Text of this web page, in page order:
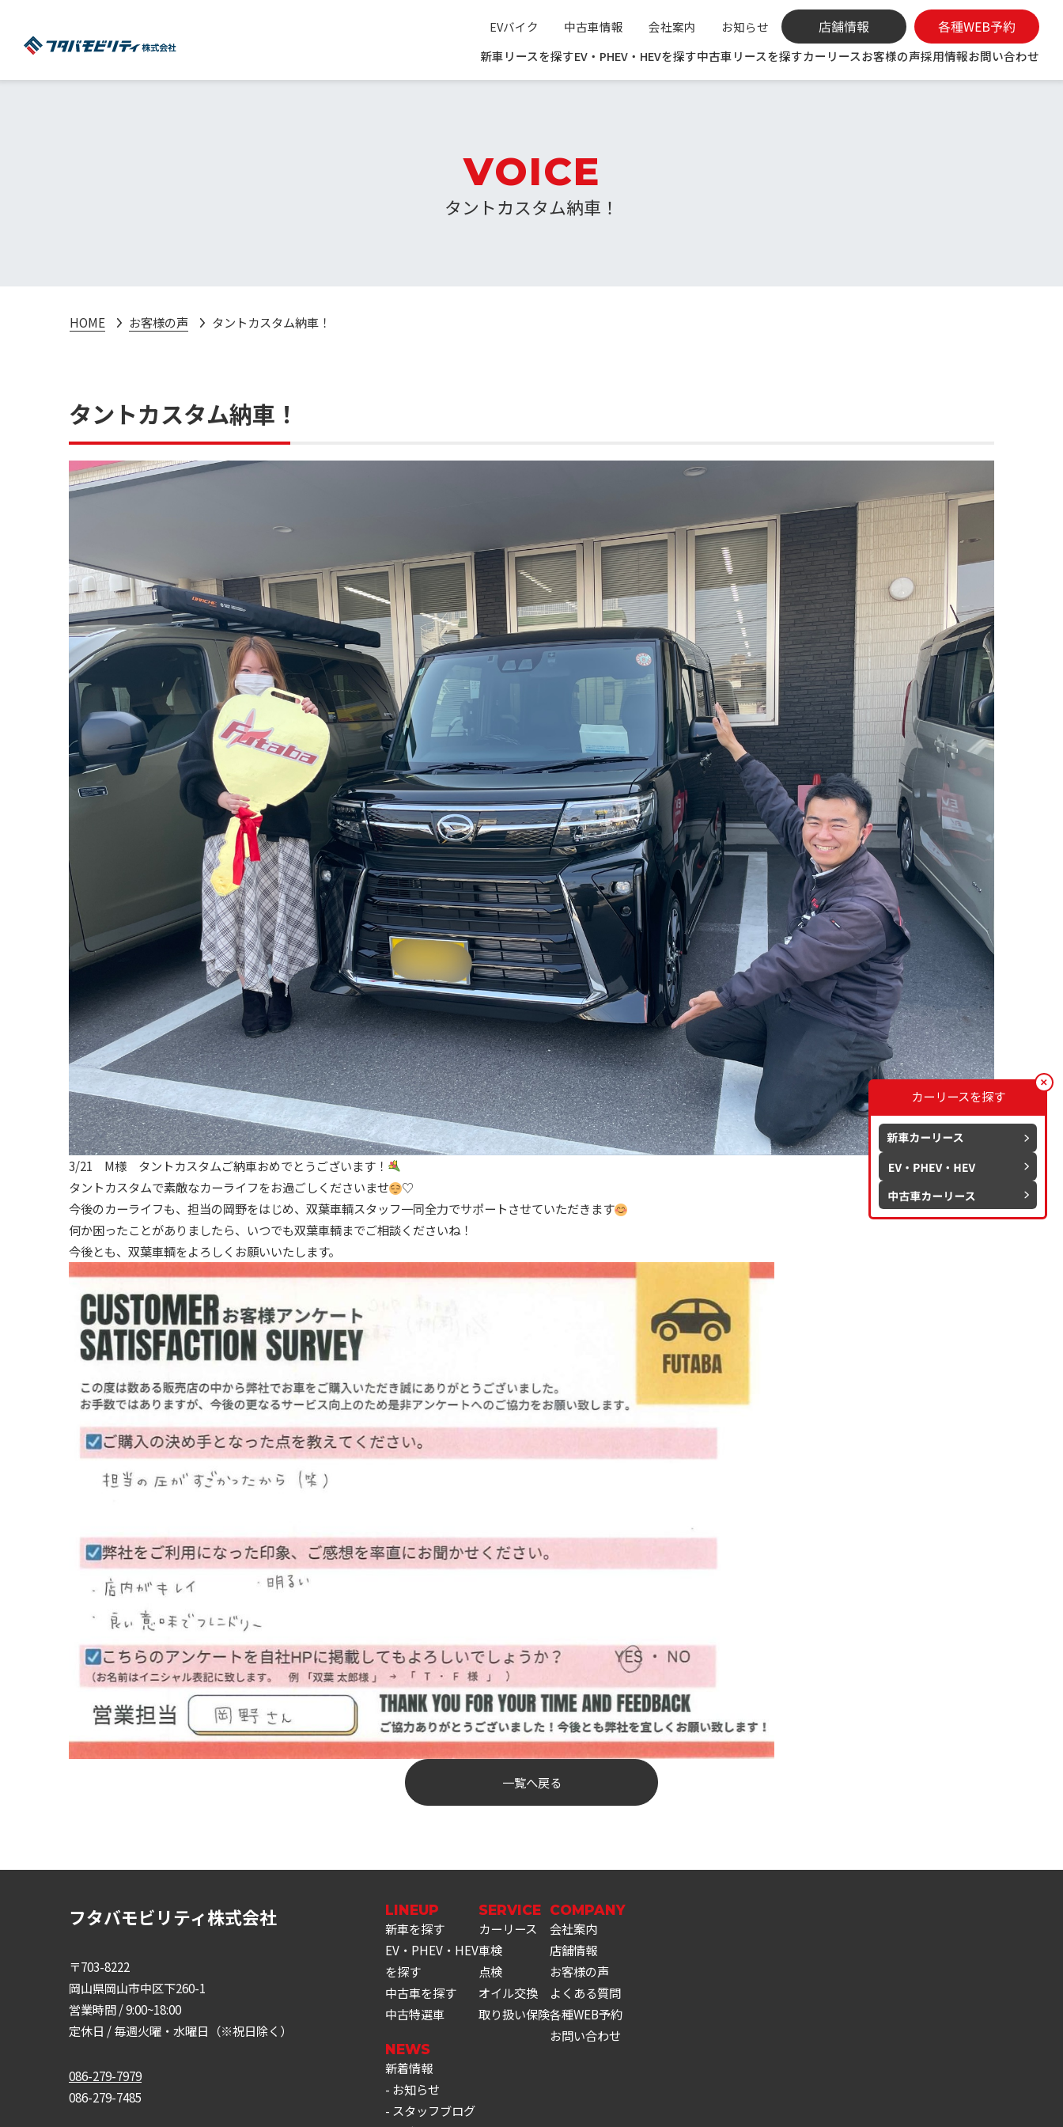
EVバイク 中古車情報 会社案内
お知らせ
新車リースを探すEV・PHEV・HEVを探す中古車リースを探すカーリースお客様の声採用情報お問い合わせ
VOICE
タントカスタム納車！
HOME お客様の声 タントカスタム納車！
タントカスタム納車！
3/21 M様 タントカスタムご納車おめでとうございます！
タントカスタムで素敵なカーライフをお過ごしくださいませ
♡
今後のカーライフも、担当の岡野をはじめ、双葉車輌スタッフ一同全力でサポートさせていただきます
何か困ったことがありましたら、いつでも双葉車輌までご相談くださいね！
今後とも、双葉車輌をよろしくお願いいたします。
一覧へ戻る
フタバモビリティ株式会社
〒703-8222
岡山県岡山市中区下260-1
営業時間 / 9:00~18:00
定休日 / 毎週火曜・水曜日（※祝日除く）
086-279-7979
086-279-7485
LINEUP
新車を探す
EV・PHEV・HEV
を探す
中古車を探す
中古特選車
NEWS
新着情報
お知らせ
スタッフブログ
SERVICE
カーリース
車検
点検
オイル交換
取り扱い保険
COMPANY
会社案内
店舗情報
お客様の声
よくある質問
各種WEB予約
お問い合わせ
カーリースを探す